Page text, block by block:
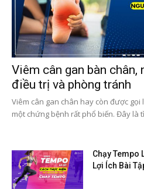
Viêm cân gan bàn chân,
điều trị và phòng tránh
Viêm cân gan chân hay còn được
một chứng bệnh rất phổ biến. Đây là
Chạy Tempo
Lợi Ích Bài